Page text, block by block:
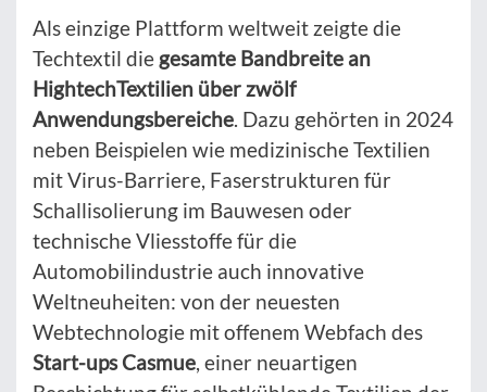
Als einzige Plattform weltweit zeigte die
Techtextil die gesamte Bandbreite an
HightechTextilien über zwölf
Anwendungsbereiche . Dazu gehörten in 2024
neben Beispielen wie medizinische Textilien
mit Virus-Barriere, Faserstrukturen für
Schallisolierung im Bauwesen oder
technische Vliesstoffe für die
Automobilindustrie auch innovative
Weltneuheiten: von der neuesten
Webtechnologie mit offenem Webfach des
Start-ups Casmue , einer neuartigen